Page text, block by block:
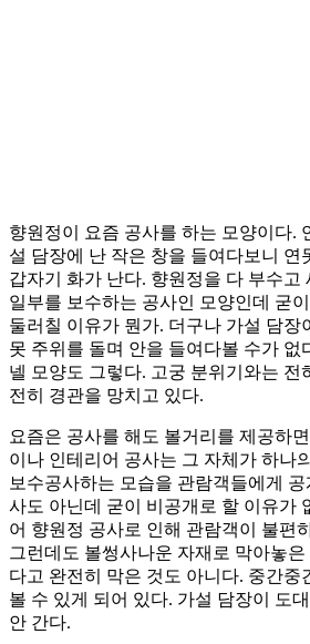
향원정이 요즘 공사를 하는 모양이다.
설 담장에 난 작은 창을 들여다보니 연
갑자기 화가 난다. 향원정을 다 부수고
일부를 보수하는 공사인 모양인데 굳
둘러칠 이유가 뭔가. 더구나 가설 담장
못 주위를 돌며 안을 들여다볼 수가 없
넬 모양도 그렇다. 고궁 분위기와는 전
전히 경관을 망치고 있다.
요즘은 공사를 해도 볼거리를 제공하
이나 인테리어 공사는 그 자체가 하나
보수공사하는 모습을 관람객들에게
사도 아닌데 굳이 비공개로 할 이유가
어 향원정 공사로 인해 관람객이 불편
그런데도 볼썽사나운 자재로 막아놓
다고 완전히 막은 것도 아니다. 중간중
볼 수 있게 되어 있다. 가설 담장이 도
안 간다.